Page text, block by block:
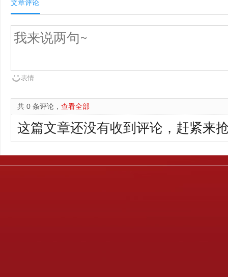
文章评论
表情
共 0 条评论， 查看全部
这篇文章还没有收到评论，赶紧来